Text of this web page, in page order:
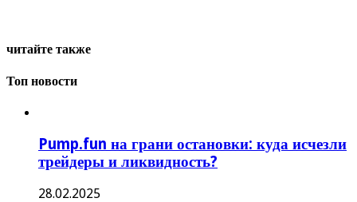
читайте также
Топ новости
Pump.fun на грани остановки: куда исчезли
трейдеры и ликвидность?
28.02.2025